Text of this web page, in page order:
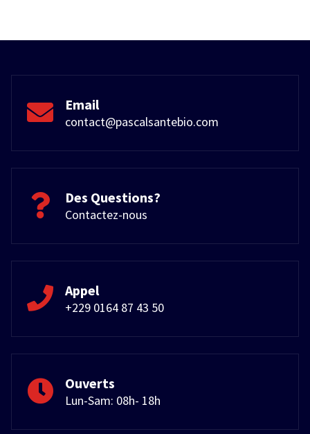
Email
contact@pascalsantebio.com
Des Questions?
Contactez-nous
Appel
+229 0164 87 43 50
Ouverts
Lun-Sam: 08h- 18h